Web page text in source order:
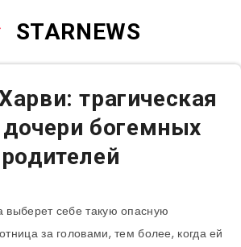
STARNEWS
трагическая
дочери богемных
родителей
выберет себе такую опасную
за головами, тем более, когда ей